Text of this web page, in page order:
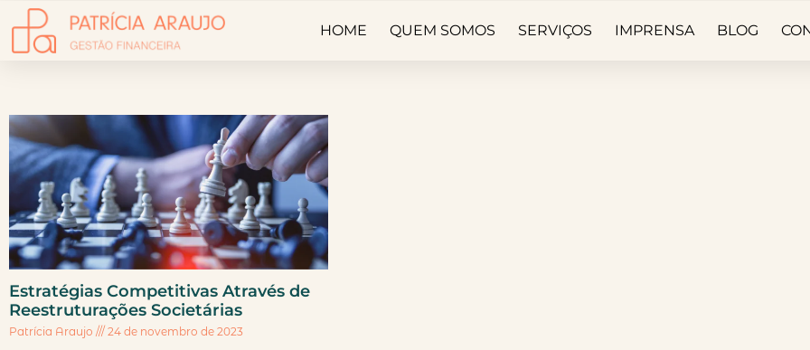
HOME QUEM SOMOS SERVIÇOS IMPRENSA BLOG
Estratégias Competitivas Através de
Reestruturações Societárias
Patrícia Araujo 24 de novembro de 2023